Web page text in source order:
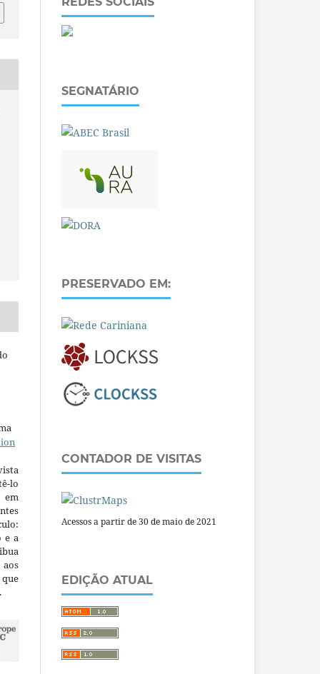
lo
em
e a
SEGNATÁRIO
PRESERVADO EM:
CONTADOR DE VISITAS
Acessos a partir de 30 de maio de 2021
EDIÇÃO ATUAL